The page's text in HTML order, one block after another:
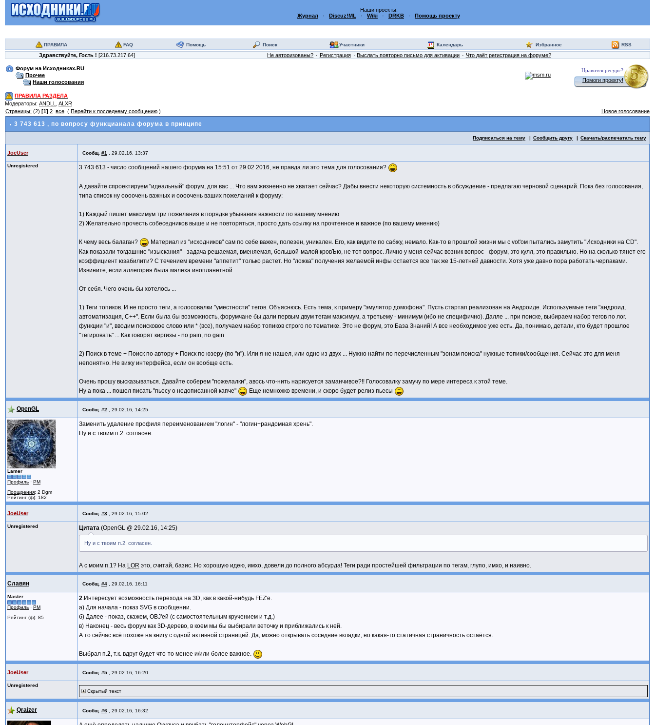
Наши проекты:
Журнал · Discuz!ML · Wiki · DRKB · Помощь проекту
ПРАВИЛА FAQ Помощь Поиск Участники Календарь Избранное RSS
Здравствуйте, Гость ! [216.73.217.64] Не авторизованы? Регистрация Выслать повторно письмо для активации Что даёт регистрация на форуме?
Форум на Исходниках.RU
Прочее
Наши голосования
Нравится ресурс?
Помоги проекту!
ПРАВИЛА РАЗДЕЛА
Модераторы: ANDLL
ALXR
Страницы: (2) [1] 2 все ( Перейти к последнему сообщению ) Новое голосование
3 743 613 , по вопросу функцианала форума в принципе
Подписаться на тему Сообщить другу Скачать/распечатать тему
JoeUser Сообщ. #1 29.02.16, 13:37
Unregistered 3 743 613 - число сообщений нашего форума на 15:51 от 29.02.2016, не правда ли это тема для голосования?
А давайте спроектируем "идеальный" форум, для вас ... Что вам жизненно не хватает сейчас? Дабы внести некоторую системность в обсуждение - предлагаю черновой сценарий. Пока без голосования,
типа список ну оооочень важных и оооочень ваших пожеланий к форуму:
1) Каждый пишет максимум три пожелания в порядке убывания важности по вашему мнению
2) Желательно прочесть собеседников выше и не повторяться, просто дать ссылку на прочтенное и важное (по вашему мнению)
К чему весь балаган?
Материал из "исходников" сам по себе важен, полезен, уникален. Его, как видите по сабжу, немало. Как-то в прошлой жизни мы с vot'ом пытались замутить "Исходники на CD".
Как показали тогдашние "изыскания" - задача решаемая, вменяемая, большой-малой кровЪю, не тот вопрос. Лично у меня сейчас возник вопрос - форум, это кулл, это правильно. Но на сколько тянет его
коэффициент юзабилити? С течением времени "аппетит" только растет. Но "ложка" получения желаемой инфы остается все так же 15-летней давности. Хотя уже давно пора работать черпаками.
Извините, если аллегория была малеха инопланетной.
От себя. Чего очень бы хотелось ...
1) Теги топиков. И не просто теги, а голосовалки "уместности" тегов. Объяснюсь. Есть тема, к примеру "эмулятор домофона". Пусть стартап реализован на Андроиде. Используемые теги "андроид,
автоматизация, С++". Если была бы возможность, форумчане бы дали первым двум тегам максимум, а третьему - минимум (ибо не специфично). Далле ... при поиске, выбираем набор тегов по лог.
функции "и", вводим поисковое слово или * (все), получаем набор топиков строго по тематике. Это не форум, это База Знаний! А все необходимое уже есть. Да, понимаю, детали, кто будет прошлое
"тегировать" ... Как говорят киргизы - no pain, no gain
2) Поиск в теме + Поиск по автору + Поиск по юзеру (по "и"). Или я не нашел, или одно из двух ... Нужно найти по перечисленным "зонам поиска" нужные топики/сообщения. Сейчас это для меня
непонятно. Не вижу интерфейса, если он вообще есть.
Очень прошу высказываться. Давайте соберем "пожелалки", авось что-нить нарисуется заманчивое?!! Голосовалку замучу по мере интереса к этой теме.
Ну а пока ... пошел писать "пьесу о недописанной капче"
Еще немножко времени, и скоро будет релиз пьесы
OpenGL Сообщ. #2 29.02.16, 14:25
Lamer
Профиль · PM
Поощрения: 2 Dgm
Рейтинг (ф): 182
Заменить удаление профиля переименованием "логин" - "логин+рандомная хрень".
Ну и с твоим п.2. согласен.
JoeUser Сообщ. #3 29.02.16, 15:02
Unregistered Цитата OpenGL @ 29.02.16, 14:25
Ну и с твоим п.2. согласен.
А с моим п.1? На LOR это, считай, базис. Но хорошую идею, имхо, довели до полного абсурда! Теги ради простейшей фильтрации по тегам, глупо, имхо, и наивно.
Славян Сообщ. #4 29.02.16, 16:11
Master
Профиль · PM
Рейтинг (ф): 85
2.Интересует возможность перехода на 3D, как в какой-нибудь FEZ'е.
а) Для начала - показ SVG в сообщении.
б) Далее - показ, скажем, OBJ'ей (с самостоятельным кручением и т.д.)
в) Наконец - весь форум как 3D-дерево, в коем мы бы выбирали веточку и приближались к ней.
А то сейчас всё похоже на книгу с одной активной страницей. Да, можно открывать соседние вкладки, но какая-то статичная страничность остаётся.
Выбрал п.2, т.к. вдруг будет что-то менее и/или более важное.
JoeUser Сообщ. #5 29.02.16, 16:20
Unregistered
Скрытый текст
Qraizer Сообщ. #6 29.02.16, 16:32